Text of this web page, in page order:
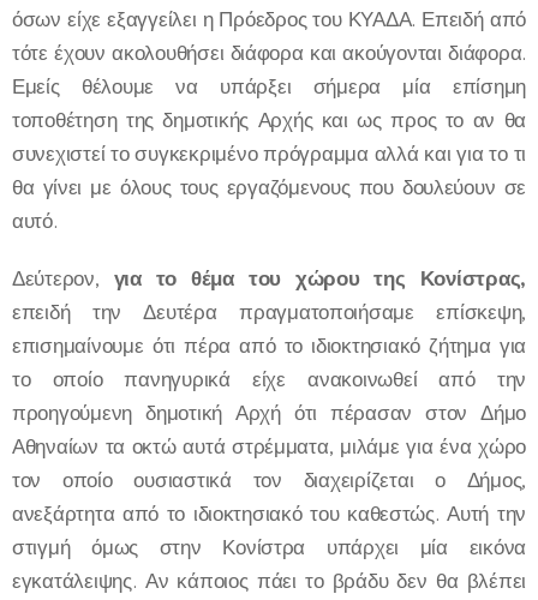
όσων είχε εξαγγείλει η Πρόεδρος του ΚΥΑΔΑ. Επειδή από
τότε έχουν ακολουθήσει διάφορα και ακούγονται διάφορα.
Εμείς θέλουμε να υπάρξει σήμερα μία επίσημη
τοποθέτηση της δημοτικής Αρχής και ως προς το αν θα
συνεχιστεί το συγκεκριμένο πρόγραμμα αλλά και για το τι
θα γίνει με όλους τους εργαζόμενους που δουλεύουν σε
αυτό.
Δεύτερον, για το θέμα του χώρου της Κονίστρας,
επειδή την Δευτέρα πραγματοποιήσαμε επίσκεψη,
επισημαίνουμε ότι πέρα από το ιδιοκτησιακό ζήτημα για
το οποίο πανηγυρικά είχε ανακοινωθεί από την
προηγούμενη δημοτική Αρχή ότι πέρασαν στον Δήμο
Αθηναίων τα οκτώ αυτά στρέμματα, μιλάμε για ένα χώρο
τον οποίο ουσιαστικά τον διαχειρίζεται ο Δήμος,
ανεξάρτητα από το ιδιοκτησιακό του καθεστώς. Αυτή την
στιγμή όμως στην Κονίστρα υπάρχει μία εικόνα
εγκατάλειψης. Αν κάποιος πάει το βράδυ δεν θα βλέπει